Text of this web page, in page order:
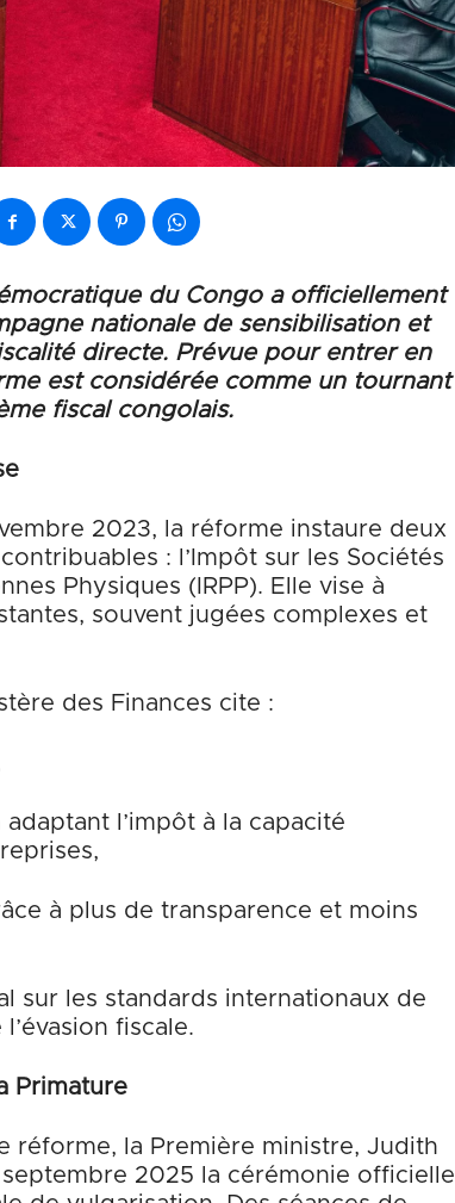
du Congo a officiellement
nationale de sensibilisation et
directe. Prévue pour entrer en
est considérée comme un tournant
fiscal congolais.
2023, la réforme instaure deux
: l’Impôt sur les Sociétés
Physiques (IRPP). Elle vise à
souvent jugées complexes et
des Finances cite :
l’impôt à la capacité
à plus de transparence et moins
sur les standards internationaux de
fiscale.
Primature
réforme, la Première ministre, Judith
2025 la cérémonie officielle